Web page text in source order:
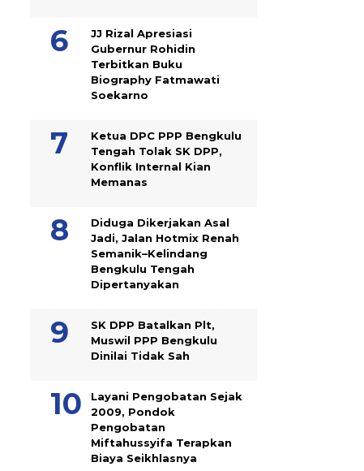
JJ Rizal Apresiasi
Gubernur Rohidin
Terbitkan Buku
Biography Fatmawati
Soekarno
Ketua DPC PPP Bengkulu
Tengah Tolak SK DPP,
Konflik Internal Kian
Memanas
Diduga Dikerjakan Asal
Jadi, Jalan Hotmix Renah
Semanik–Kelindang
Bengkulu Tengah
Dipertanyakan
SK DPP Batalkan Plt,
Muswil PPP Bengkulu
Dinilai Tidak Sah
Layani Pengobatan Sejak
2009, Pondok
Pengobatan
Miftahussyifa Terapkan
Biaya Seikhlasnya